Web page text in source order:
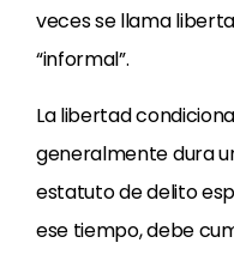
veces se llama
“informal”.
La libertad
generalmente dura
estatuto de delito
ese tiempo, debe